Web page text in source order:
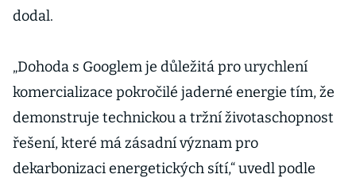
dodal.
„Dohoda s Googlem je důležitá pro urychlení
komercializace pokročilé jaderné energie tím, že
demonstruje technickou a tržní životaschopnost
řešení, které má zásadní význam pro
dekarbonizaci energetických sítí,“ uvedl podle